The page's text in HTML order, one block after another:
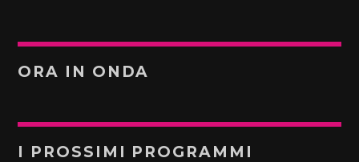
ORA IN ONDA
I PROSSIMI PROGRAMMI